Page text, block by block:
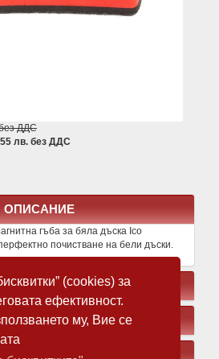
(cookies) за
ефективност.
му, Вие се
ДДС
лв. без ДДС
ОПИСАНИЕ
гъба за бяла дъска Ico
почистване на бели дъски.
ПРОДУКТИ
ПРОДУКТИ